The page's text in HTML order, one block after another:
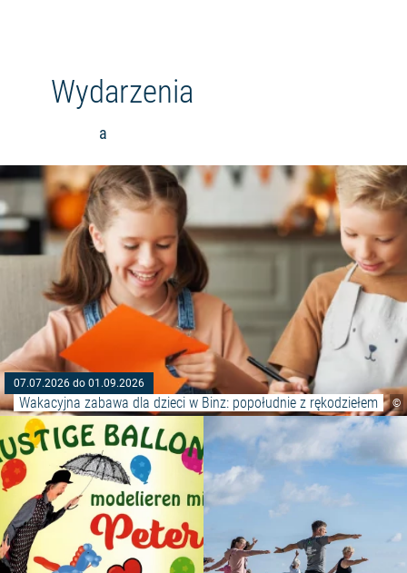
Wydarzenia
a
©
07.07.2026 do 01.09.2026
Wakacyjna zabawa dla dzieci w Binz: popołudnie z rękodziełem
Czytaj więcej: "Modelowanie